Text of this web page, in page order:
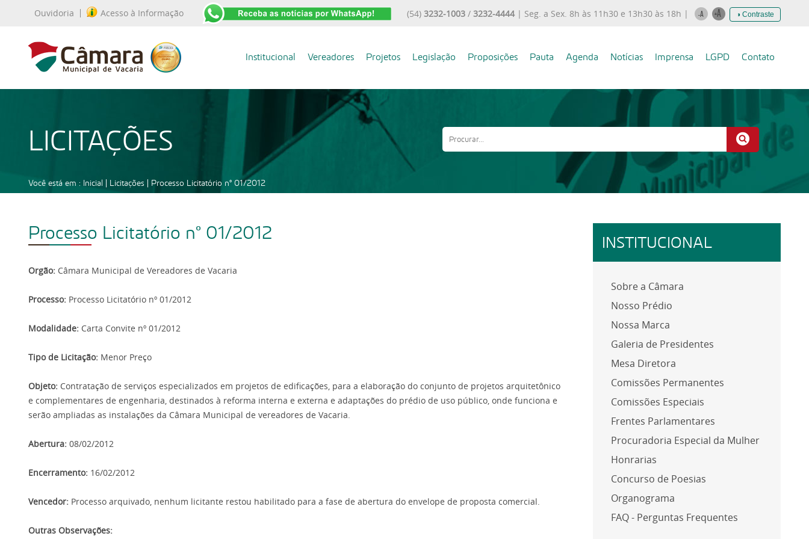
Ouvidoria Acesso à Informação (54) 3232-1003 / 3232-4444| Seg. a Sex. 8h às 11h30 e 13h30 às 18h | ◑ Contraste
Institucional Vereadores Projetos Legislação Proposições Pauta Agenda Notícias Imprensa LGPD Contato
LICITAÇÕES
Você está em : Inicial Licitações Processo Licitatório nº 01/2012
Processo Licitatório nº 01/2012
Orgão: Câmara Municipal de Vereadores de Vacaria
Processo: Processo Licitatório nº 01/2012
Modalidade: Carta Convite nº 01/2012
Tipo de Licitação: Menor Preço
Objeto: Contratação de serviços especializados em projetos de edificações, para a elaboração do conjunto de projetos arquitetônico
e complementares de engenharia, destinados à reforma interna e externa e adaptações do prédio de uso público, onde funciona e
serão ampliadas as instalações da Câmara Municipal de vereadores de Vacaria.
Abertura: 08/02/2012
Encerramento: 16/02/2012
Vencedor: Processo arquivado, nenhum licitante restou habilitado para a fase de abertura do envelope de proposta comercial.
Outras Observações:
INSTITUCIONAL
Sobre a Câmara
Nosso Prédio
Nossa Marca
Galeria de Presidentes
Mesa Diretora
Comissões Permanentes
Comissões Especiais
Frentes Parlamentares
Procuradoria Especial da Mulher
Honrarias
Concurso de Poesias
Organograma
FAQ - Perguntas Frequentes